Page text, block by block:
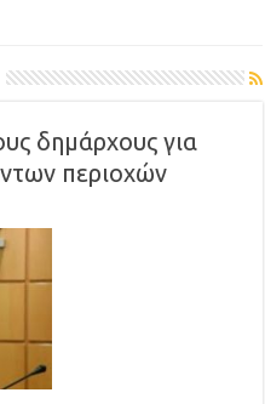
δημάρχους για
περιοχών